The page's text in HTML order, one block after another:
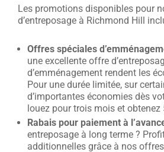
Les promotions disponibles pour
d’entreposage à Richmond Hill
Offres spéciales
une excellente offre
d’emménagement rendent les
Pour une durée limitée, sur
d’importantes économies dès
louez pour trois mois et obtenez
Rabais pour paiement à
entreposage à long terme ?
additionnelles grâce à nos